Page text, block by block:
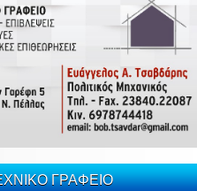
ΓΡΑΦΕΙΟ